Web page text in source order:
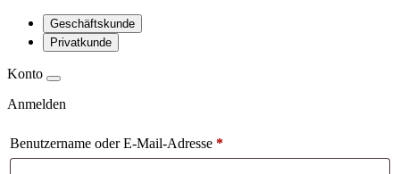
Geschäftskunde
Privatkunde
Konto
Anmelden
Benutzername oder E-Mail-Adresse *